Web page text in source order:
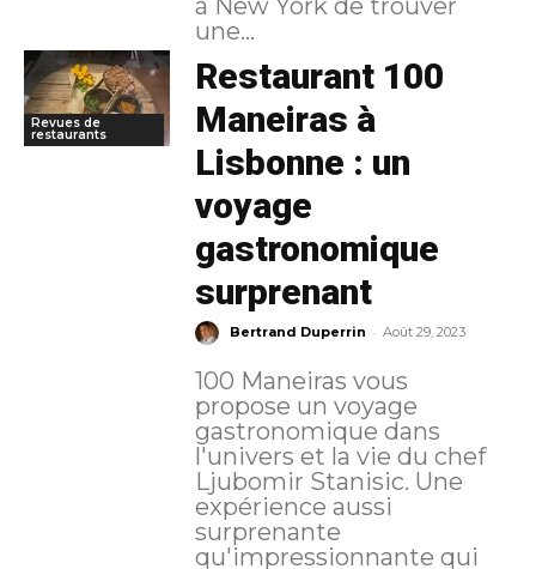
à New York de trouver
une...
Revues de
restaurants
Restaurant 100
Maneiras à
Lisbonne : un
voyage
gastronomique
surprenant
Bertrand Duperrin - Août 29, 2023
100 Maneiras vous
propose un voyage
gastronomique dans
l'univers et la vie du chef
Ljubomir Stanisic. Une
expérience aussi
surprenante
qu'impressionnante qui